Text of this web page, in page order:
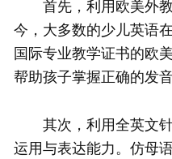
首先，利用欧美外教
今，大多数的少儿英语
国际专业教学证书的欧
帮助孩子掌握正确的发
其次，利用全英文针
运用与表达能力。仿母